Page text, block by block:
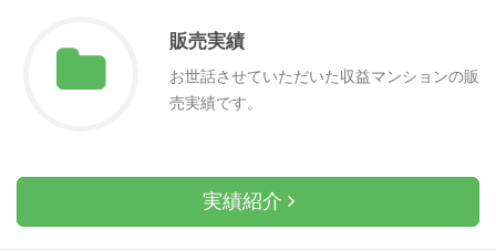
販売実績
お世話させていただいた収益マンションの販
売実績です。
実績紹介